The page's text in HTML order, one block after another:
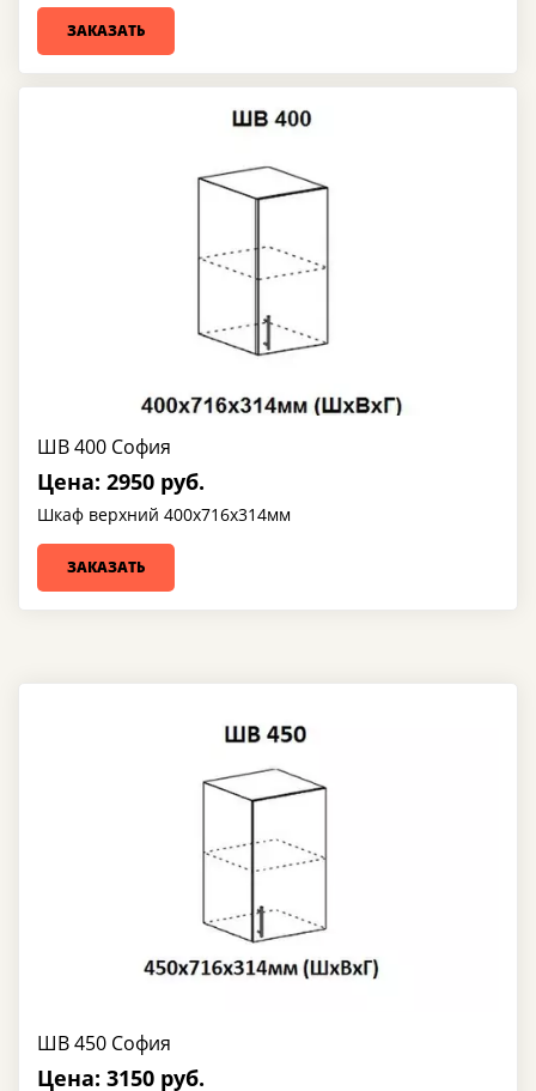
ЗАКАЗАТЬ
ШВ 400 София
Цена: 2950 руб.
Шкаф верхний 400х716х314мм
ЗАКАЗАТЬ
ШВ 450 София
Цена: 3150 руб.